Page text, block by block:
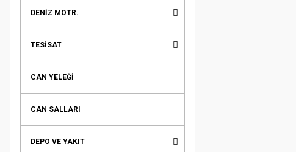
DENİZ MOTR.
TESİSAT
CAN YELEĞİ
CAN SALLARI
DEPO VE YAKIT